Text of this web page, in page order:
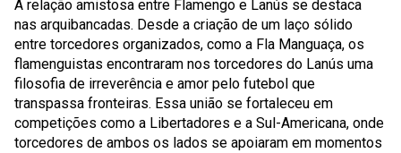
A relação amistosa entre Flamengo e Lanús se destaca
nas arquibancadas. Desde a criação de um laço sólido
entre torcedores organizados, como a Fla Manguaça, os
flamenguistas encontraram nos torcedores do Lanús uma
filosofia de irreverência e amor pelo futebol que
transpassa fronteiras. Essa união se fortaleceu em
competições como a Libertadores e a Sul-Americana, onde
torcedores de ambos os lados se apoiaram em momentos